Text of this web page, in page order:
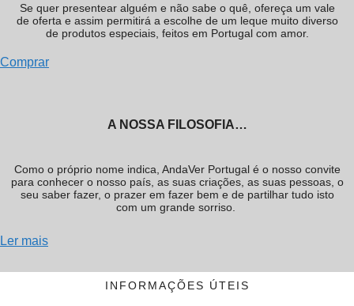
Se quer presentear alguém e não sabe o quê, ofereça um vale
de oferta e assim permitirá a escolhe de um leque muito diverso
de produtos especiais, feitos em Portugal com amor.
Comprar
A NOSSA FILOSOFIA…
Como o próprio nome indica, AndaVer Portugal é o nosso convite
para conhecer o nosso país, as suas criações, as suas pessoas, o
seu saber fazer, o prazer em fazer bem e de partilhar tudo isto
com um grande sorriso.
Ler mais
INFORMAÇÕES ÚTEIS